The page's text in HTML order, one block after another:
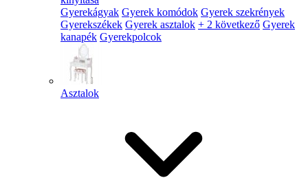
Gyerekágyak Gyerek komódok Gyerek szekrények
Gyerekszékek Gyerek asztalok + 2 következő Gyerek
kanapék Gyerekpolcok
Asztalok